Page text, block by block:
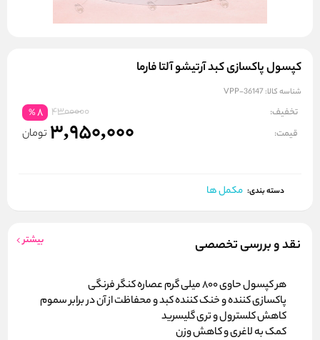
کپسول پاکسازی کبد آرتیشو آلتا فارما
شناسه کالا: VPP-36147
تخفیف: 4300000
8
%
قیمت: 3,950,000 تومان
دسته بندی: مکمل ها
نقد و بررسی تخصصی بیشتر
هر کپسول حاوی 800 میلی گرم عصاره کنگر فرنگی
پاکسازی کننده و خنک کننده کبد و محفاظت از آن در برابر سموم
کاهش کلسترول و تری گلیسرید
کمک به لاغری و کاهش وزن